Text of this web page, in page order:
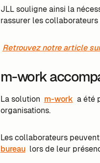
JLL souligne ainsi la
rassurer les
Retrouvez notre article
m-work
La solution m-work a été
organisations.
Les collaborateurs
bureau lors de leur